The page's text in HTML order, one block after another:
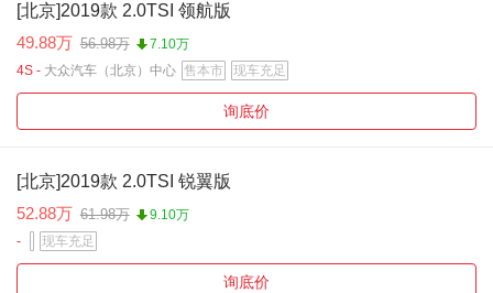
[北京]2019款 2.0TSI 领航版
49.88万 56.98万
7.10万
4S - 大众汽车（北京）中心 售本市 现车充足
询底价
[北京]2019款 2.0TSI 锐翼版
52.88万 61.98万
9.10万
-
现车充足
询底价